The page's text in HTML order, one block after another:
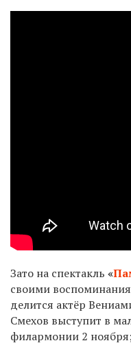
Зато на спектакль «
своими
делится актёр
Смехов выступит в
филармонии 2